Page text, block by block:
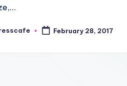
February 28, 2017